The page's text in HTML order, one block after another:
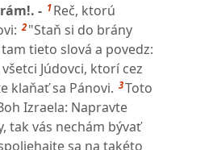
- 1 Reč, ktorú
2 "Staň si do brány
tieto slová a povedz:
Júdovci, ktorí cez
klaňať sa Pánovi. 3Toto
Izraela: Napravte
tak vás nechám bývať
sa na takéto